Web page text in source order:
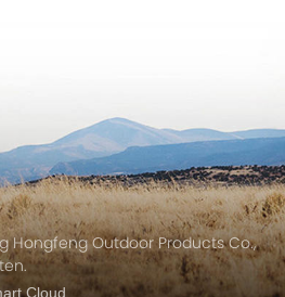
Hongfeng Outdoor Products Co.,
Cloud